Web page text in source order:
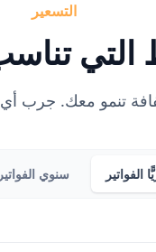
التسعير
التي
تنمو معك. جرب أي خطة
الفواتير سنوي الفواتير